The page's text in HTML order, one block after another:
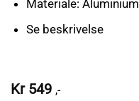
Materiale: Aluminium
Se beskrivelse
Kr 549 ,-